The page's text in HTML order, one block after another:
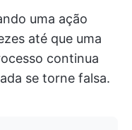
uma ação
até que uma
continua
se torne falsa.